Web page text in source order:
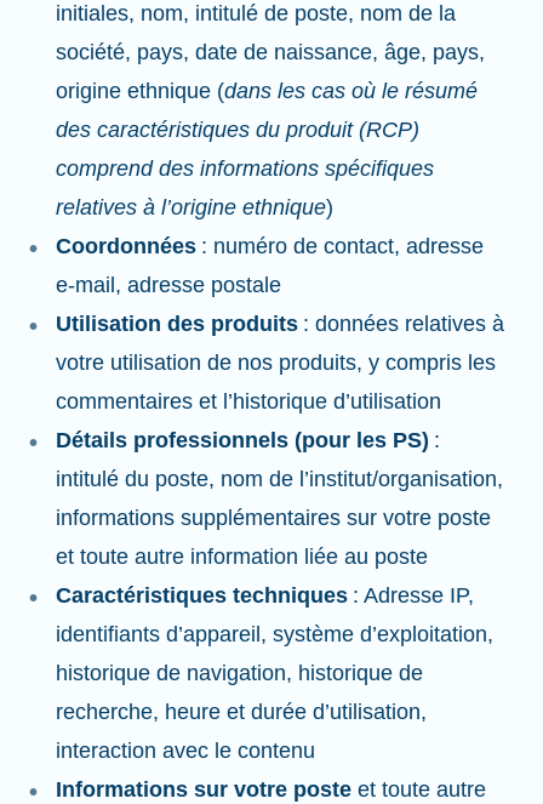
initiales, nom, intitulé de poste, nom de la
société, pays, date de naissance, âge, pays,
origine ethnique (dans les cas où le résumé
des caractéristiques du produit (RCP)
comprend des informations spécifiques
relatives à l’origine ethnique)
Coordonnées : numéro de contact, adresse
e-mail, adresse postale
Utilisation des produits : données relatives à
votre utilisation de nos produits, y compris les
commentaires et l’historique d’utilisation
Détails professionnels (pour les PS) :
intitulé du poste, nom de l’institut/organisation,
informations supplémentaires sur votre poste
et toute autre information liée au poste
Caractéristiques techniques : Adresse IP,
identifiants d’appareil, système d’exploitation,
historique de navigation, historique de
recherche, heure et durée d’utilisation,
interaction avec le contenu
Informations sur votre poste et toute autre